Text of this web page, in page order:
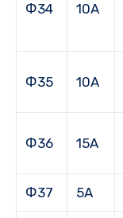
Ф34 10А
Ф35 10А
Ф36 15А
Ф37 5А